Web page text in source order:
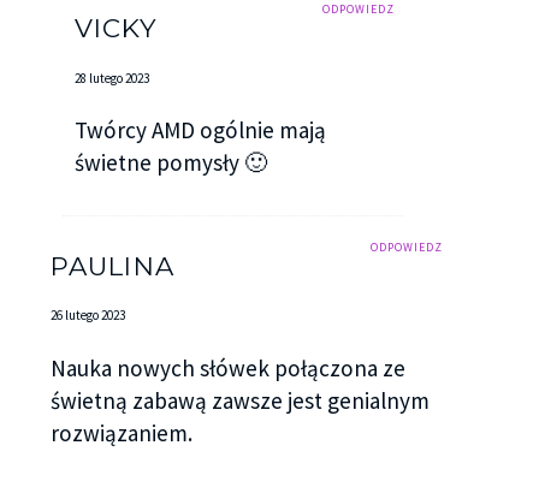
ODPOWIEDZ
VICKY
28 lutego 2023
Twórcy AMD ogólnie mają
świetne pomysły 🙂
ODPOWIEDZ
PAULINA
26 lutego 2023
Nauka nowych słówek połączona ze
świetną zabawą zawsze jest genialnym
rozwiązaniem.